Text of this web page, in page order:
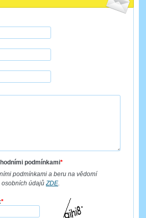
podmínkami*
podmínkami a beru na vědomí
osobních údajůZDE.
*